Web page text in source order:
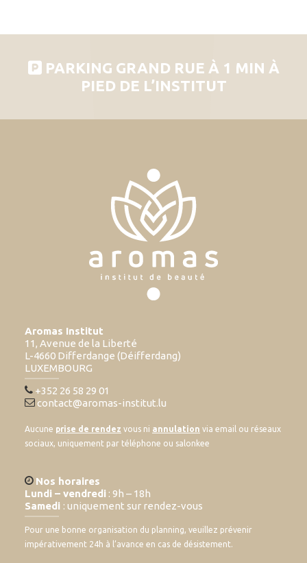
PARKING GRAND RUE À 1 MIN À
PIED DE L’INSTITUT
Aromas Institut
11, Avenue de la Liberté
L-4660 Differdange (Déifferdang)
LUXEMBOURG
+352 26 58 29 01
contact@aromas-institut.lu
Aucune prise de rendez vous ni annulation via email ou réseaux
sociaux, uniquement par téléphone ou salonkee
Nos horaires
Lundi – vendredi : 9h – 18h
Samedi : uniquement sur rendez-vous
Pour une bonne organisation du planning, veuillez prévenir
impérativement 24h à l’avance en cas de désistement.